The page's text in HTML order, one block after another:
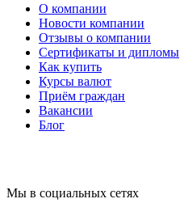
О компании
Новости компании
Отзывы о компании
Сертификаты и дипломы
Как купить
Курсы валют
Приём граждан
Вакансии
Блог
Мы в социальных сетях